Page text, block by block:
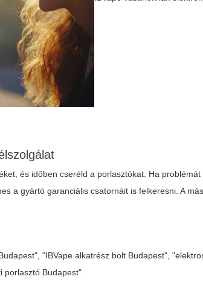
és időben cseréld a porlasztókat. Ha
a gyártó garanciális csatornáit is felkeresni. A
"IBVape alkatrész bolt Budapest",
Budapest".